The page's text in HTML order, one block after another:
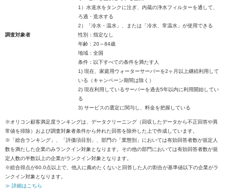
1）水道水をタンクに注ぎ、内蔵の浄水フィルターを通して、
ろ過・造水する
2）「冷水・温水」、または「冷水、常温水」が使用できる
調査対象者
性別：指定なし
年齢：20～84歳
地域：全国
条件：以下すべての条件を満たす人
1) 現在、家庭用ウォーターサーバーを2ヶ月以上継続利用して
いる（キャンペーン期間は除く）
2) 現在利用しているサーバーを過去5年以内に利用開始してい
る
3) サービスの選定に関与し、料金を把握している
※オリコン顧客満足度ランキングは、データクリーニング（回収したデータから不正回答や異
常値を排除）および調査対象者条件から外れた回答を除外した上で作成しています。
※「総合ランキング」、「評価項目別」、部門の「業態別」においては有効回答者数が規定人
数を満たした企業のみランクイン対象となります。その他の部門においては有効回答者数が規
定人数の半数以上の企業がランクイン対象となります。
※総合得点が60.0点以上で、他人に薦めたくないと回答した人の割合が基準値以下の企業がラ
ンクイン対象となります。
≫ 詳細はこちら